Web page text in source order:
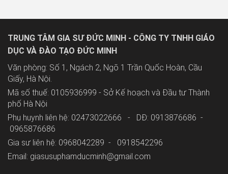
TRUNG TÂM GIA SƯ ĐỨC MINH - CÔNG TY TNHH GIÁO
DỤC VÀ ĐÀO TẠO ĐỨC MINH
Văn phòng: Số 1, Ngách 2, Ngõ 1 Trần Quốc Hoàn, Cầu
Giấy, Hà Nội.
Mã số thuế: 0105936999 - Sở Kế hoạch và Đầu tư Thành
phố Hà Nội
Phụ huynh liên hệ: 02473022666 - DĐ: 0913876686 -
0965876686
Gia sư liên hệ: 0968042289 - 0918542296
Email: giasusuphamducminh@gmail.com